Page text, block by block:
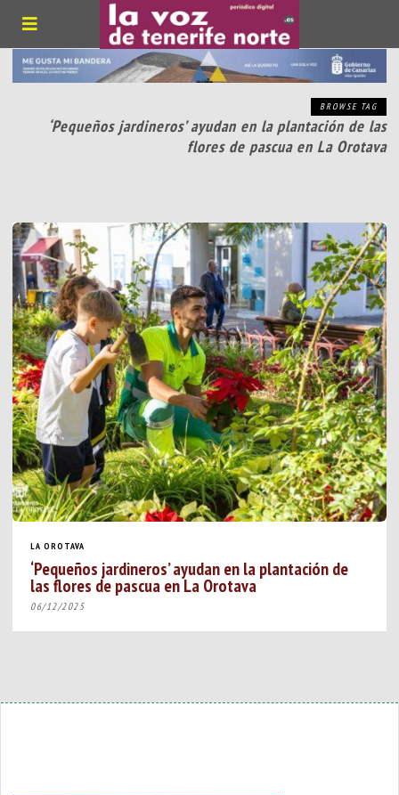
BROWSE TAG
‘Pequeños jardineros’ ayudan en la plantación de las
flores de pascua en La Orotava
LA OROTAVA
‘Pequeños jardineros’ ayudan en la plantación de
las flores de pascua en La Orotava
06/12/2025